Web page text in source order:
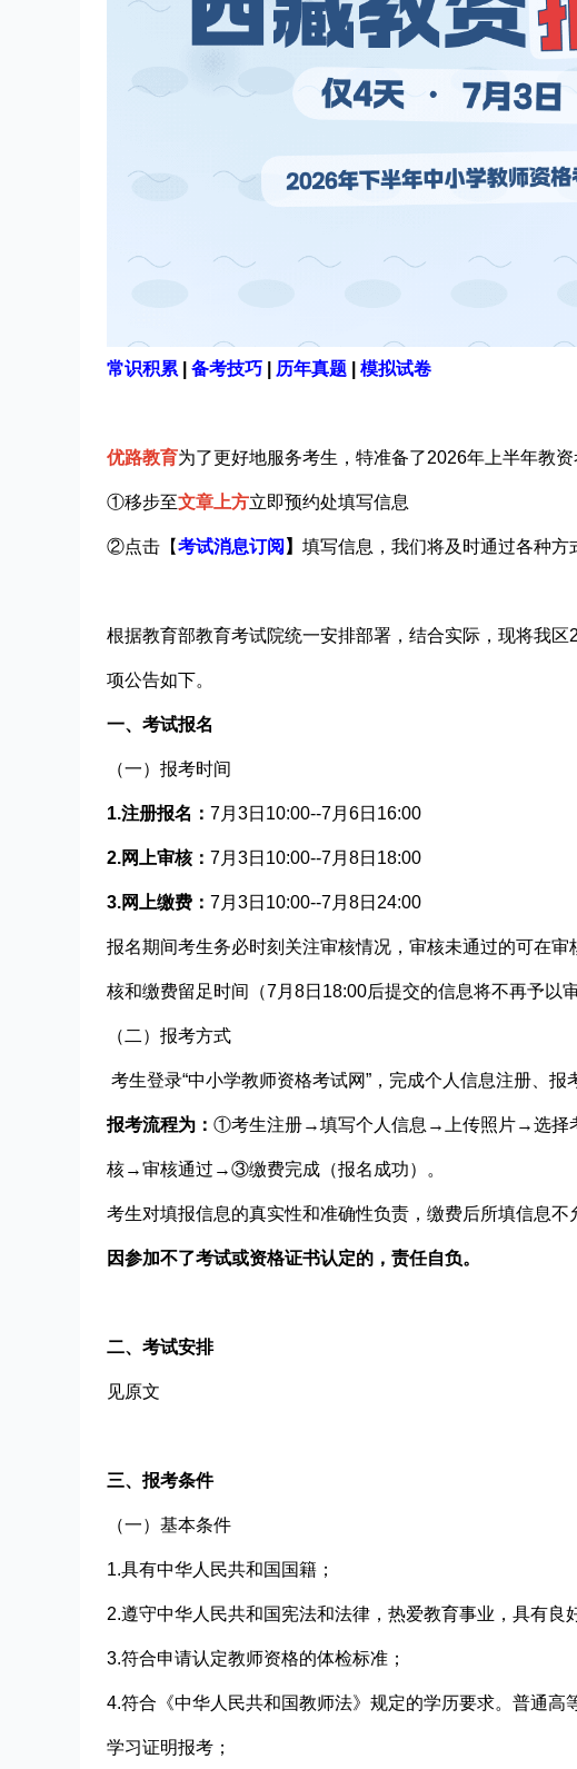
常识积累 备考技巧 历年真题 模拟试卷
优路教育为了更好地服务考生，特准备了2026年上半年教
①移步至文章上方立即预约处填写信息
②点击【考试消息订阅 】 填写信息，我们将及时通过各种方
根据教育部教育考试院统一安排部署，结合实际，现将我区
项公告如下。
一、 考试报名
（一）报考时间
1.注册报名 ： 7月 3日10:00--7月 6日16:00
2.网上审核： 7月 3日10:00--7月 8日18:00
3.网上缴费： 7月 3日10:00--7月 8日24:00
报名期间考生务必时刻关注审核情况，审核未通过的可在审
核和缴费留足时间（7月8日18:00后提交的信息将不再予以
（二）报考方式
考生登录“中小学教师资格考试网”， 完成个人信息注册、报
报考流程为： ①考生注册→填写个人信息→上传照片→选
核→审核通过→③缴费完成（报名成功）。
考生对填报信息的真实性和准确性负责，缴费后所填信息不
因参加不了考试或资格证书认定的，责任自负。
二、考试安排
见原文
三、报考条件
（一）基本条件
1.具有中华人民共和国国籍；
2.遵守中华人民共和国宪法和法律，热爱教育事业，具有良
3.符合申请认定教师资格的体检标准；
4.符合《中华人民共和国教师法》规定的学历要求。普通
学习证明报考；